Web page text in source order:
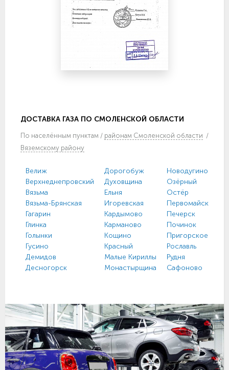
ДОСТАВКА ГАЗА ПО СМОЛЕНСКОЙ ОБЛАСТИ
По населённым пунктам / районам Смоленской области /
Вяземскому району
Велиж
Верхнеднепровский
Вязьма
Вязьма-Брянская
Гагарин
Глинка
Голынки
Гусино
Демидов
Десногорск
Дорогобуж
Духовщина
Ельня
Игоревская
Кардымово
Карманово
Кощино
Красный
Малые Кириллы
Монастырщина
Новодугино
Озёрный
Остёр
Первомайский
Печерск
Починок
Пригорское
Рославль
Рудня
Сафоново